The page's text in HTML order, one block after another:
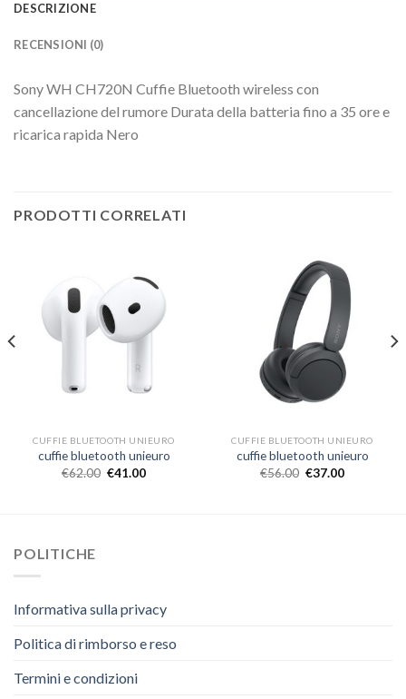
DESCRIZIONE
RECENSIONI (0)
Sony WH CH720N Cuffie Bluetooth wireless con
cancellazione del rumore Durata della batteria fino a 35 ore e
ricarica rapida Nero
PRODOTTI CORRELATI
CUFFIE BLUETOOTH UNIEURO
cuffie bluetooth unieuro
€62.00 €41.00
CUFFIE BLUETOOTH UNIEURO
cuffie bluetooth unieuro
€56.00 €37.00
POLITICHE
Informativa sulla privacy
Politica di rimborso e reso
Termini e condizioni